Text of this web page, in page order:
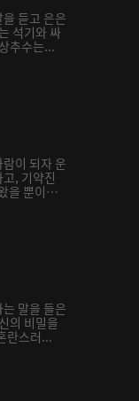
듣고 은은
석기와 싸
추수는...
이 되자 운
, 기약진
을 뿐이
말을 들은
의 비밀을
란스러...